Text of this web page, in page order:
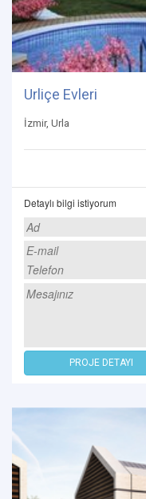
Urliçe Evleri
İzmir, Urla
Detaylı bilgi istiyorum
PROJE DETAYI